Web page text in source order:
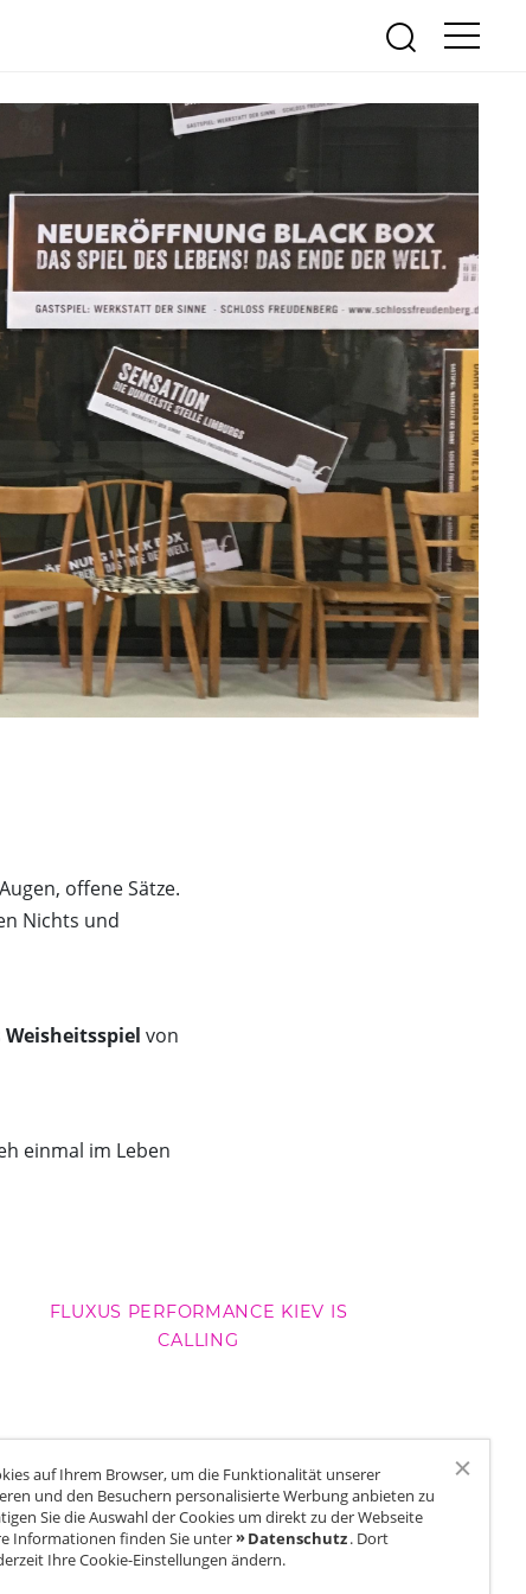
& KULTUR
Freudenberg
MEHR INFOS...
FAQ
Öffnungszeiten
Eintrittspreise
Ermäßigungen
Newsletter
Ticketshop
Was ist das Erfahrungsfeld?
Mobiles Erfahrungsfeld
Naturkita LA LE LU
Stellenangebote
Presse
Spenden
Schloss-Podcast
offene Sätze.
Nichts und
Weisheitsspiel von
einmal im Leben
FLUXUS PERFORMANCE KIEV IS
CALLING
auf Ihrem Browser, um die Funktionalität unserer
und den Besuchern personalisierte Werbung anbieten zu
Sie die Auswahl der Cookies um direkt zu der Webseite
Informationen finden Sie unter
Datenschutz. Dort
Ihre Cookie-Einstellungen ändern.